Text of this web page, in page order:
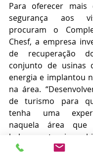
Para oferecer mais
segurança aos
procuram o
Chesf, a empresa
de recuperação
conjunto de usinas
energia e implantou
na área.
de turismo para
tenha uma
naquela área que
belezas naturais e a
hidrelétrico